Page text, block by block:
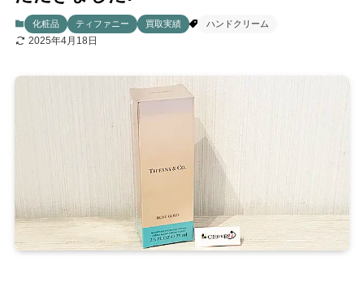
化粧品 ティファニー 買取実績 ハンドクリーム
2025年4月18日